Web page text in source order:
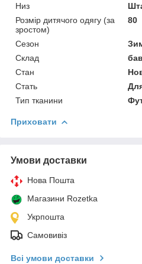
Низ
Розмір дитячого одягу (за
зростом)
80
Сезон
Склад
Стан
Стать
Тип тканини
Приховати
Умови доставки
Нова Пошта
Магазини Rozetka
Укрпошта
Самовивіз
Всі умови доставки